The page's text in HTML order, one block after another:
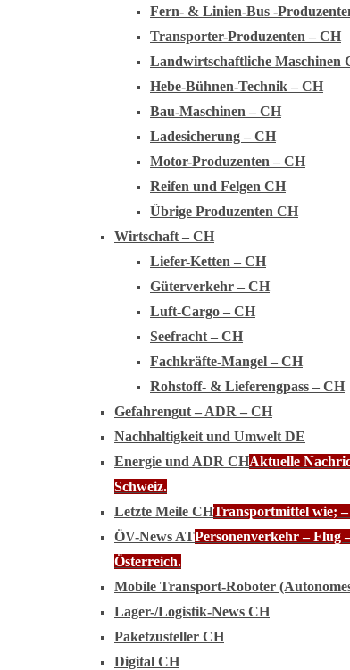
Fern- & Linien-Bus -
Transporter-Produzenten – CH
Landwirtschaftliche Maschinen
Hebe-Bühnen-Technik – CH
Bau-Maschinen – CH
Ladesicherung – CH
Motor-Produzenten – CH
Reifen und Felgen CH
Übrige Produzenten CH
Wirtschaft – CH
Liefer-Ketten – CH
Güterverkehr – CH
Luft-Cargo – CH
Seefracht – CH
Fachkräfte-Mangel – CH
Rohstoff- & Lieferengpass – CH
Gefahrengut – ADR – CH
Nachhaltigkeit und Umwelt DE
Energie und ADR CHAktuelle
Schweiz.
Letzte Meile CHTransportmittel wie;
ÖV-News ATPersonenverkehr – Flug
Österreich.
Mobile Transport-Roboter
Lager-/Logistik-News CH
Paketzusteller CH
Digital CH